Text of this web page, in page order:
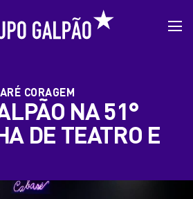
CORAGEM
NA 51°
DE TEATRO E